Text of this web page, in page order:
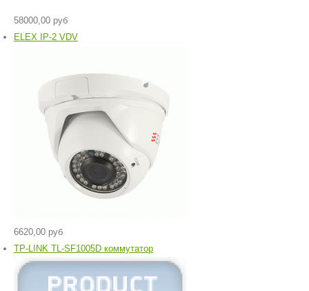
58000,00 руб
ELEX IP-2 VDV
6620,00 руб
TP-LINK TL-SF1005D коммутатор